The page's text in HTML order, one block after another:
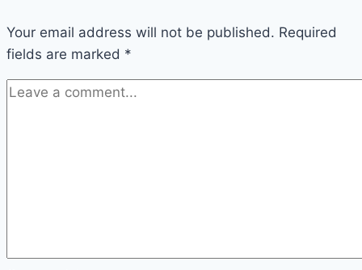
Your email address will not be published. Required
fields are marked *